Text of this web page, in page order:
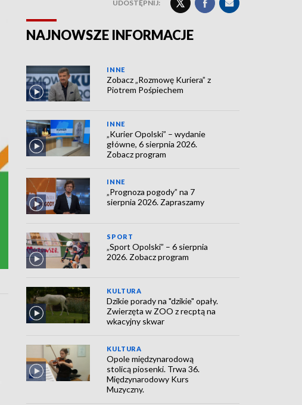
UDOSTĘPNIJ:
NAJNOWSZE INFORMACJE
INNE
Zobacz „Rozmowę Kuriera” z
Piotrem Pośpiechem
INNE
„Kurier Opolski” – wydanie
główne, 6 sierpnia 2026.
Zobacz program
INNE
„Prognoza pogody” na 7
sierpnia 2026. Zapraszamy
SPORT
„Sport Opolski” – 6 sierpnia
2026. Zobacz program
KULTURA
Dzikie porady na "dzikie" opały.
Zwierzęta w ZOO z recptą na
wkacyjny skwar
KULTURA
Opole międzynarodową
stolicą piosenki. Trwa 36.
Międzynarodowy Kurs
Muzyczny.